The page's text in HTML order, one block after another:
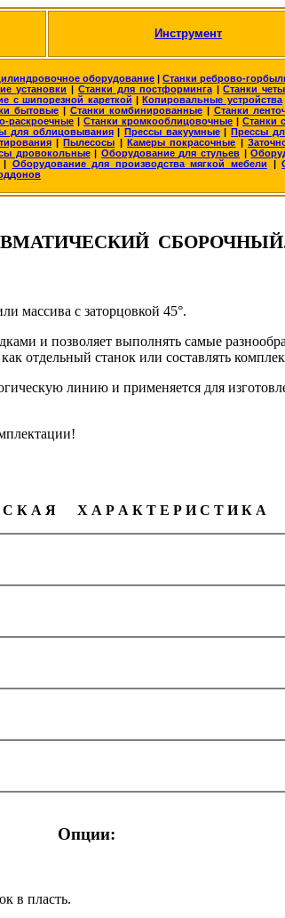
Инструмент
оборудование |Станки реброво-
установки |Станки для постформинга|Станки
с шипорезной кареткой |Копировальные устройства
бытовые | Станки комбинированные| Станки
раскроечные | Станки кромкооблицовочные | Станки
для облицовывания| Прессы вакуумные|Прессы
|Пылесосы |Камеры покрасочные |
дровокольные| Оборудование для стульев |
| Оборудование для производства мягкой мебели |
массива с заторцовкой 45°.
и позволяет выполнять самые
отдельный станок или составлять
линию и применяется для
С К А Я Х А Р А К Т Е Р И С Т И К А
Опции:
в пласть.